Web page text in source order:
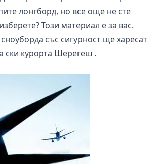
лонгборд, но все още не сте
Този материал е за вас.
със сигурност ще харесат
ски курорта Шерегеш .